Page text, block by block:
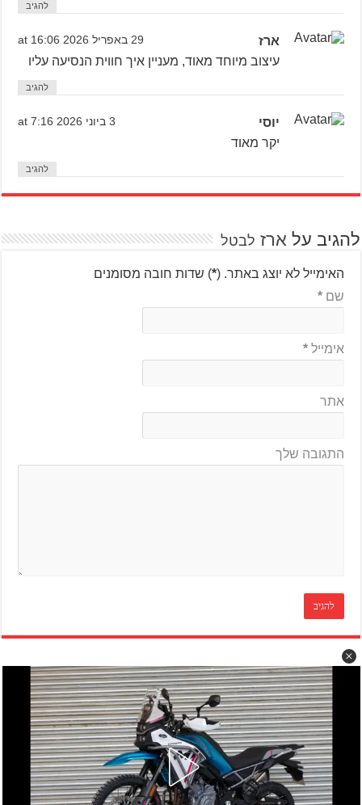
להגיב
ארז 29 באפריל 2026 at 16:06
עיצוב מיוחד מאוד, מעניין איך חווית הנסיעה עליו
להגיב
יוסי 3 ביוני 2026 at 7:16
יקר מאוד
להגיב
להגיב עלארז לבטל
האימייל לא יוצג באתר. (
*) שדות חובה מסומנים
שם*
אימייל*
אתר
התגובה שלך